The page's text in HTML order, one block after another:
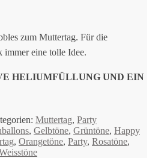
zum Muttertag. Für die
immer eine tolle Idee.
HELIUMFÜLLUNG UND EIN
Muttertag, Party
, Gelbtöne, Grüntöne, Happy
, Orangetöne, Party, Rosatöne,